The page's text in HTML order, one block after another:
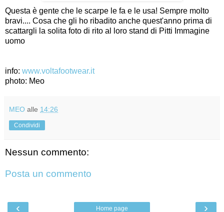
Questa è gente che le scarpe le fa e le usa! Sempre molto
bravi.... Cosa che gli ho ribadito anche quest'anno prima di
scattargli la solita foto di rito al loro stand di Pitti Immagine
uomo
info: www.voltafootwear.it
photo: Meo
MEO alle 14:26
Condividi
Nessun commento:
Posta un commento
‹ ›
Home page